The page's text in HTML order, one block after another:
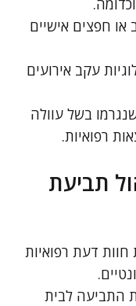
או חפצים אישיים
עקב אירועים
בשל עוולה
רפואיות.
תביעת
דעת רפואיות
התביעה לבית